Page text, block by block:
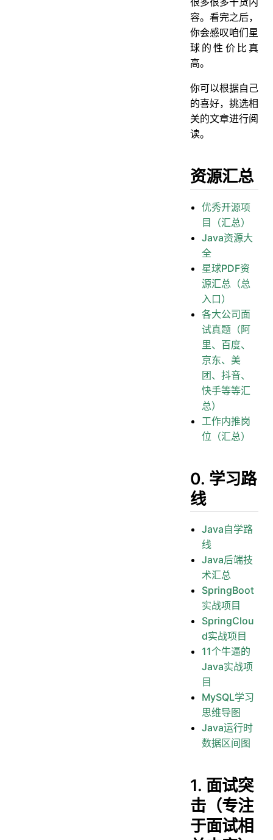
容。看完之后，
你会感叹咱们星
球的性价比真
高。
你可以根据自己
的喜好，挑选相
关的文章进行阅
读。
资源汇总
优秀开源项
目（汇总）
Java资源大
全
星球PDF资
源汇总（总
入口）
各大公司面
试真题（阿
里、百度、
京东、美
团、抖音、
快手等等汇
总）
工作内推岗
位（汇总）
0. 学习路
线
Java自学路
线
Java后端技
术汇总
SpringBoot
实战项目
SpringClou
d实战项目
11个牛逼的
Java实战项
目
MySQL学习
思维导图
Java运行时
数据区间图
1. 面试突
击（专注
于面试相